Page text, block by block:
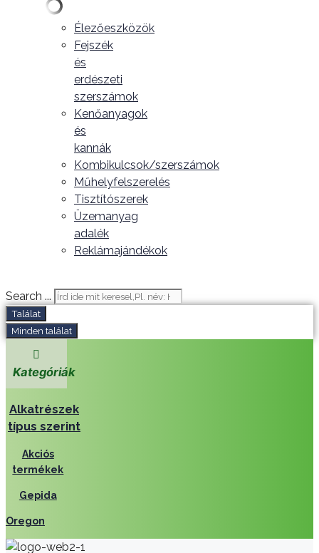
Élezőeszközök
Fejszék
és
erdészeti
szerszámok
Kenőanyagok
és
kannák
Kombikulcsok/szerszámok
Műhelyfelszerelés
Tisztítószerek
Üzemanyag
adalék
Reklámajándékok
Search ...
Találat
Minden találat
Kategóriák
Alkatrészek
típus szerint
Akciós
termékek
Gepida
Oregon